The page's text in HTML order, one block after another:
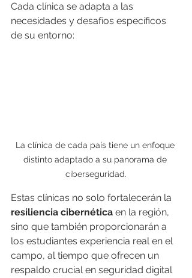
Cada clínica se adapta a las
necesidades y desafíos específicos
de su entorno:
La clínica de cada país tiene un enfoque
distinto adaptado a su panorama de
ciberseguridad.
Estas clínicas no solo fortalecerán la
resiliencia cibernética en la región,
sino que también proporcionarán a
los estudiantes experiencia real en el
campo, al tiempo que ofrecen un
respaldo crucial en seguridad digital